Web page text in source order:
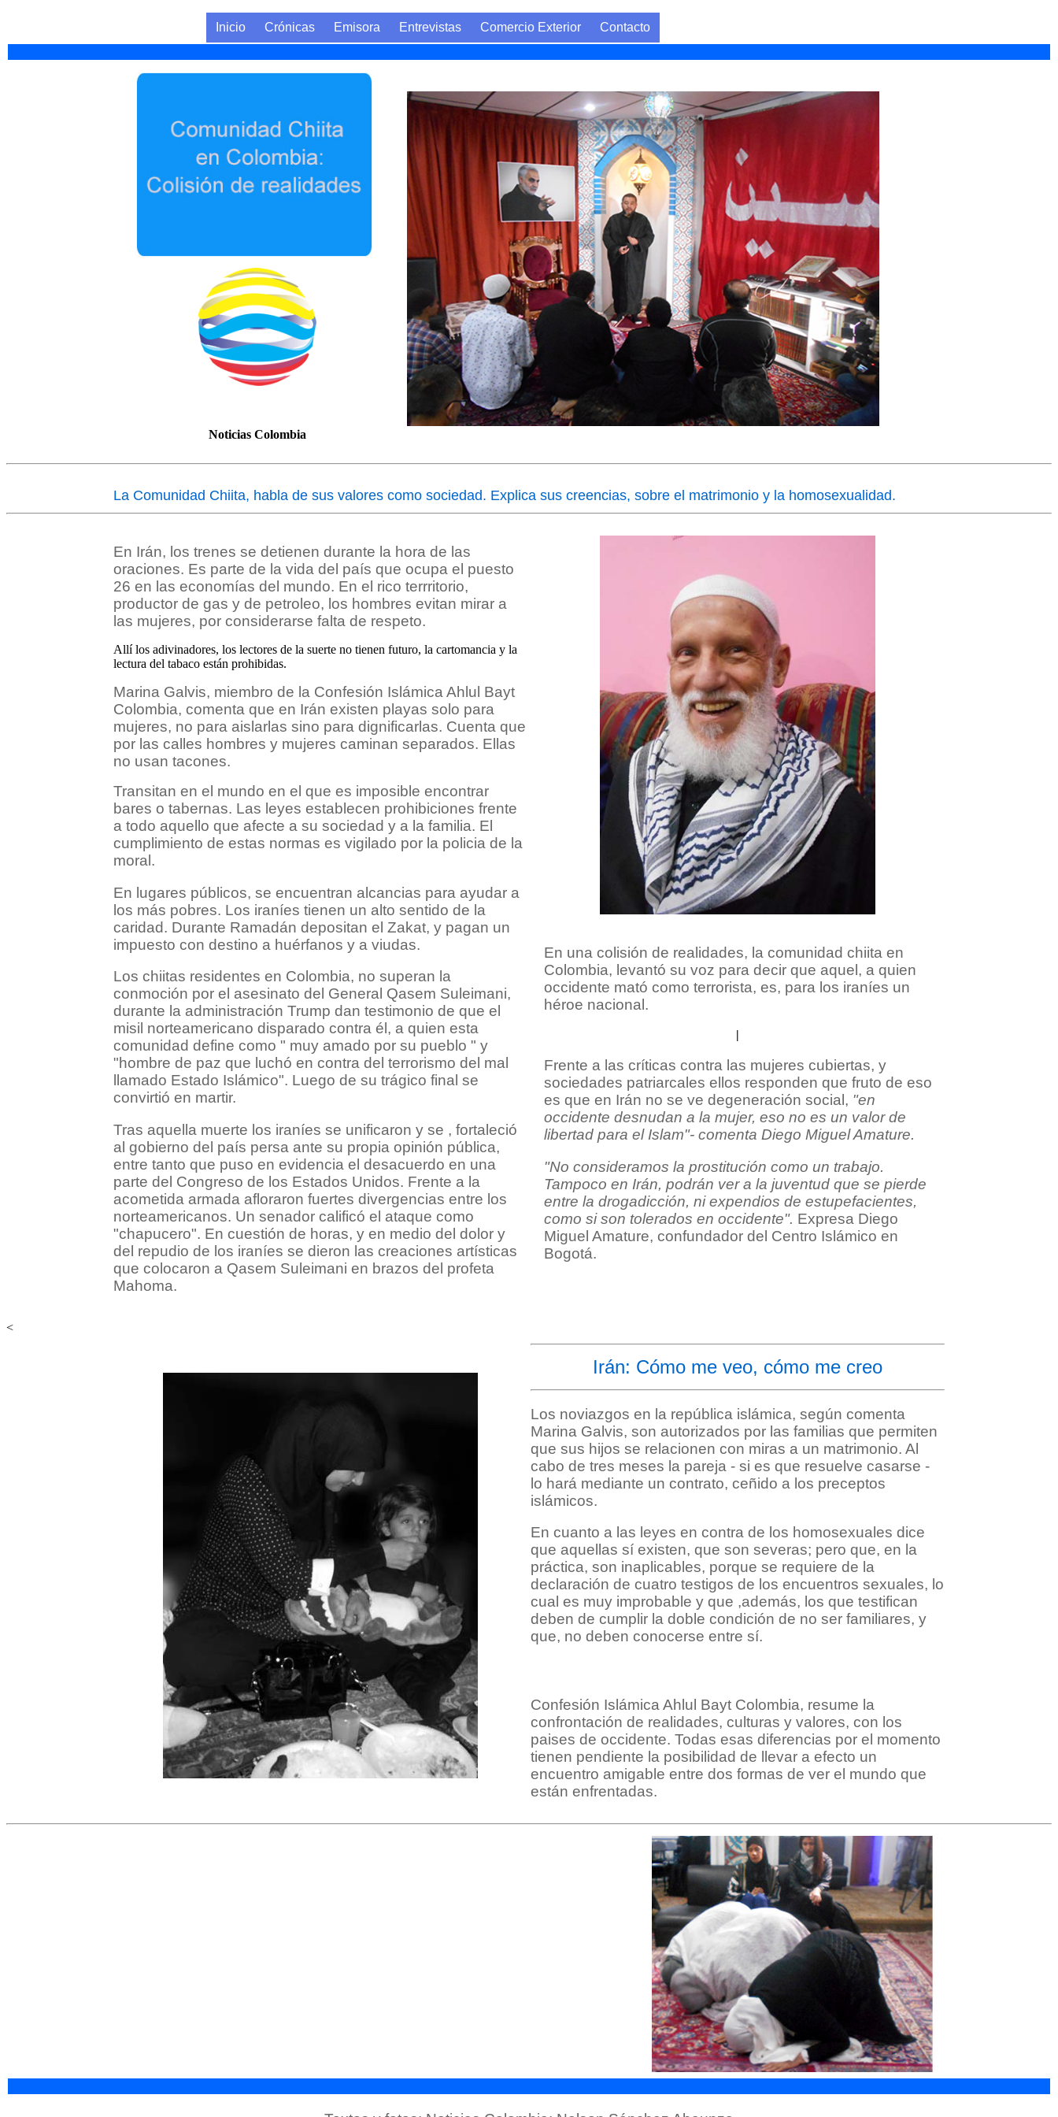
Inicio Crónicas Emisora Entrevistas Comercio Exterior Contacto
Noticias Colombia
La Comunidad Chiita, habla de sus valores como sociedad. Explica sus creencias, sobre el matrimonio y la homosexualidad.
En Irán, los trenes se detienen durante la hora de las
oraciones. Es parte de la vida del país que ocupa el puesto
26 en las economías del mundo. En el rico terrritorio,
productor de gas y de petroleo, los hombres evitan mirar a
las mujeres, por considerarse falta de respeto.
Allí los adivinadores, los lectores de la suerte no tienen futuro, la cartomancia y la
lectura del tabaco están prohibidas.
Marina Galvis, miembro de la Confesión Islámica Ahlul Bayt
Colombia, comenta que en Irán existen playas solo para
mujeres, no para aislarlas sino para dignificarlas. Cuenta que
por las calles hombres y mujeres caminan separados. Ellas
no usan tacones.
Transitan en el mundo en el que es imposible encontrar
bares o tabernas. Las leyes establecen prohibiciones frente
a todo aquello que afecte a su sociedad y a la familia. El
cumplimiento de estas normas es vigilado por la policia de la
moral.
En lugares públicos, se encuentran alcancias para ayudar a
los más pobres. Los iraníes tienen un alto sentido de la
caridad. Durante Ramadán depositan el Zakat, y pagan un
impuesto con destino a huérfanos y a viudas.
Los chiitas residentes en Colombia, no superan la
conmoción por el asesinato del General Qasem Suleimani,
durante la administración Trump dan testimonio de que el
misil norteamericano disparado contra él, a quien esta
comunidad define como " muy amado por su pueblo " y
"hombre de paz que luchó en contra del terrorismo del mal
llamado Estado Islámico". Luego de su trágico final se
convirtió en martir.
Tras aquella muerte los iraníes se unificaron y se , fortaleció
al gobierno del país persa ante su propia opinión pública,
entre tanto que puso en evidencia el desacuerdo en una
parte del Congreso de los Estados Unidos. Frente a la
acometida armada afloraron fuertes divergencias entre los
norteamericanos. Un senador calificó el ataque como
"chapucero". En cuestión de horas, y en medio del dolor y
del repudio de los iraníes se dieron las creaciones artísticas
que colocaron a Qasem Suleimani en brazos del profeta
Mahoma.
En una colisión de realidades, la comunidad chiita en
Colombia, levantó su voz para decir que aquel, a quien
occidente mató como terrorista, es, para los iraníes un
héroe nacional.
|
Frente a las críticas contra las mujeres cubiertas, y
sociedades patriarcales ellos responden que fruto de eso
es que en Irán no se ve degeneración social, "en
occidente desnudan a la mujer, eso no es un valor de
libertad para el Islam"- comenta Diego Miguel Amature.
"No consideramos la prostitución como un trabajo.
Tampoco en Irán, podrán ver a la juventud que se pierde
entre la drogadicción, ni expendios de estupefacientes,
como si son tolerados en occidente". Expresa Diego
Miguel Amature, confundador del Centro Islámico en
Bogotá.
<
Irán: Cómo me veo, cómo me creo
Los noviazgos en la república islámica, según comenta
Marina Galvis, son autorizados por las familias que permiten
que sus hijos se relacionen con miras a un matrimonio. Al
cabo de tres meses la pareja - si es que resuelve casarse -
lo hará mediante un contrato, ceñido a los preceptos
islámicos.
En cuanto a las leyes en contra de los homosexuales dice
que aquellas sí existen, que son severas; pero que, en la
práctica, son inaplicables, porque se requiere de la
declaración de cuatro testigos de los encuentros sexuales, lo
cual es muy improbable y que ,además, los que testifican
deben de cumplir la doble condición de no ser familiares, y
que, no deben conocerse entre sí.
Confesión Islámica Ahlul Bayt Colombia, resume la
confrontación de realidades, culturas y valores, con los
paises de occidente. Todas esas diferencias por el momento
tienen pendiente la posibilidad de llevar a efecto un
encuentro amigable entre dos formas de ver el mundo que
están enfrentadas.